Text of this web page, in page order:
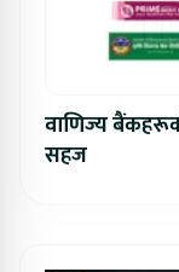
वाणिज्य
सहज